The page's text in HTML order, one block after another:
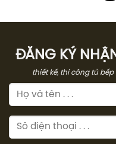
ĐĂNG KÝ
thiết kế, thi công tủ